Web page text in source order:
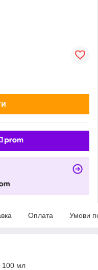
Оплата Умови
100 мл